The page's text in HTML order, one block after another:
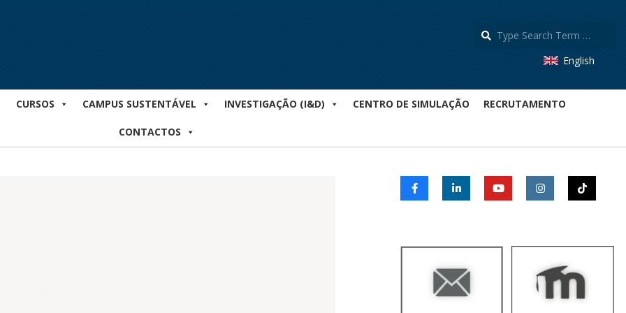
English
CURSOS CAMPUS SUSTENTÁVEL INVESTIGAÇÃO (I&D) CENTRO DE SIMULAÇÃO RECRUTAMENTO
CONTACTOS